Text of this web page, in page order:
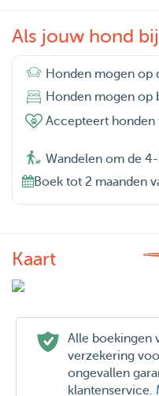
Als jouw hond
Honden mogen op
Honden mogen op
Accepteert honden
Wandelen om de
Boek tot 2 maanden
Kaart
Alle boekingen
verzekering
ongevallen
klantenservice.